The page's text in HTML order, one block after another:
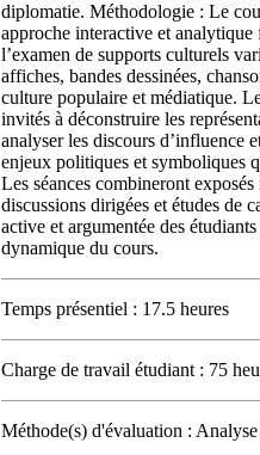
diplomatie. Méthodologie : Le
approche interactive et analytique
l’examen de supports culturels
affiches, bandes dessinées,
culture populaire et médiatique.
invités à déconstruire les
analyser les discours d’influence
enjeux politiques et symboliques
Les séances combineront
discussions dirigées et études de
active et argumentée des
dynamique du cours.
Temps présentiel : 17.5 heures
Charge de travail étudiant : 75
Méthode(s) d'évaluation :